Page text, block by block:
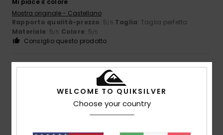
Mostra originale - Castellano
Rapporto qualità-prezzo: 5/5 Taglia: Taglia perfetta
Materiale: 5/5 Colore: 5/5
Consiglio questo prodotto
4/5
WELCOME TO QUIKSILVER
Choose your country